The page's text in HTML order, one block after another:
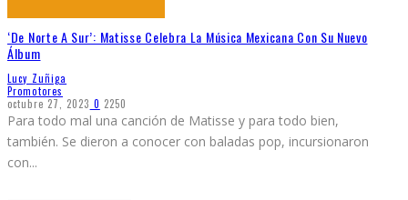
‘De Norte A Sur’: Matisse Celebra La Música Mexicana Con Su Nuevo
Álbum
Lucy Zuñiga
Promotores
octubre 27, 2023 0 2250
Para todo mal una canción de Matisse y para todo bien,
también. Se dieron a conocer con baladas pop, incursionaron
con...